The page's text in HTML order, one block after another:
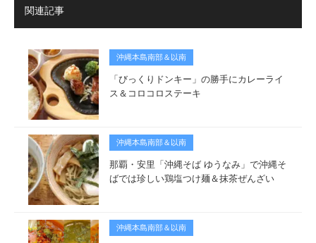
関連記事
沖縄本島南部＆以南
「びっくりドンキー」の勝手にカレーライ
ス＆コロコロステーキ
沖縄本島南部＆以南
那覇・安里「沖縄そば ゆうなみ」で沖縄そ
ばでは珍しい鶏塩つけ麺＆抹茶ぜんざい
沖縄本島南部＆以南